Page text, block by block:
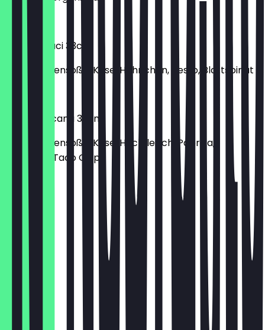
Pizza Spinaci 33cm
mit Tomatensoße, Käse, Hähnchen, Pesto, Blattspinat
Pizza Mexicana 33cm
mit Tomatensoße, Käse, Hackfleisch, Paprika,
Jalapeño, Taco Chips